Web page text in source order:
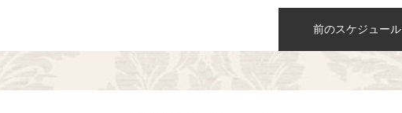
前のスケジュール